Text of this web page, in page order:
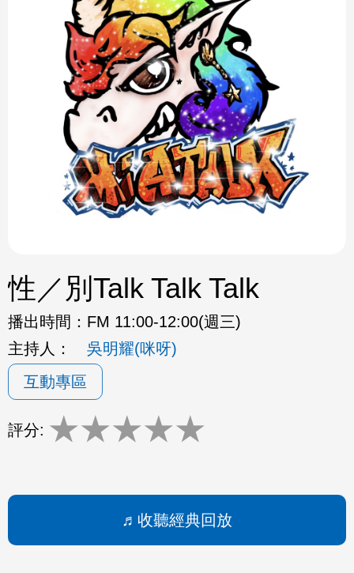
性／別Talk Talk Talk
播出時間： FM 11:00-12:00(週三)
主持人：
吳明耀(咪呀)
互動專區
評分: ★★★★★
收聽經典回放